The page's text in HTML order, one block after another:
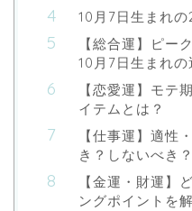
10月7日生まれ
【総合運】ピー
10月7日生まれ
【恋愛運】モテ
イテムとは？
【仕事運】適性
き？しないべき？
【金運・財運】
ングポイントを